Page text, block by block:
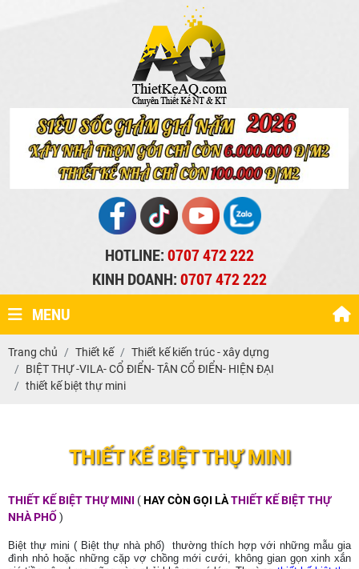
HOTLINE:0707 472 222
KINH DOANH:0707 472 222
MENU
Trang chủ Thiết kế
Thiết kế kiến trúc - xây dựng
BIỆT THỰ -VILA- CỔ ĐIỂN- TÂN CỔ ĐIỂN- HIỆN ĐẠI
thiết kế biệt thự mini
THIẾT KẾ BIỆT THỰ MINI
THIẾT KẾ BIỆT THỰ MINI (HAY CÒN GỌI LÀTHIẾT KẾ BIỆT THỰ
NHÀ PHỐ )
Biệt thự mini ( Biệt thự nhà phố) thường thích hợp với những mẫu gia
đình nhỏ hoặc những cặp vợ chồng mới cưới, không gian gọn xinh xắn